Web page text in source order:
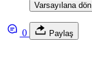
Varsayılana dön
0 Paylaş